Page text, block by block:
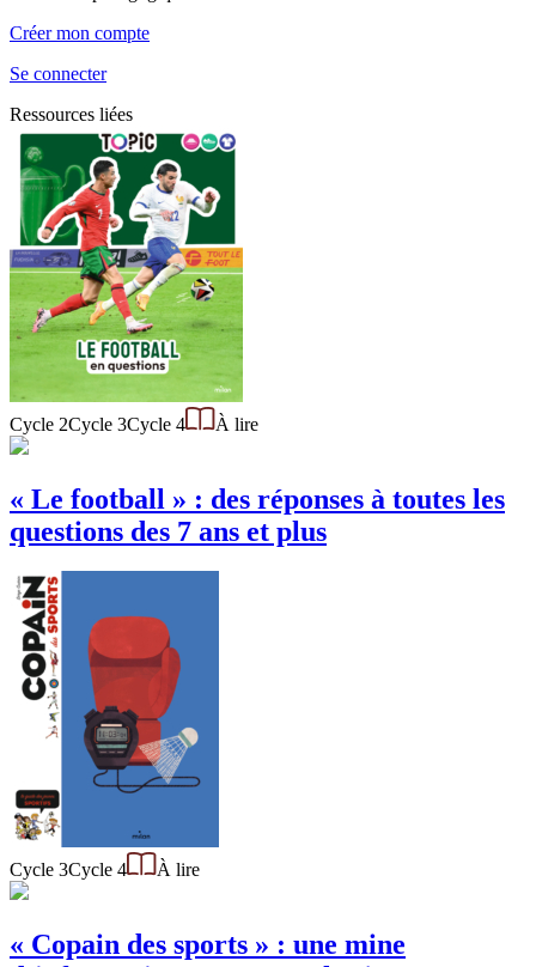
Créer mon compte
Se connecter
Ressources liées
Cycle 2Cycle 3Cycle 4 À lire
« Le football » : des réponses à toutes les
questions des 7 ans et plus
Cycle 3Cycle 4 À lire
« Copain des sports » : une mine